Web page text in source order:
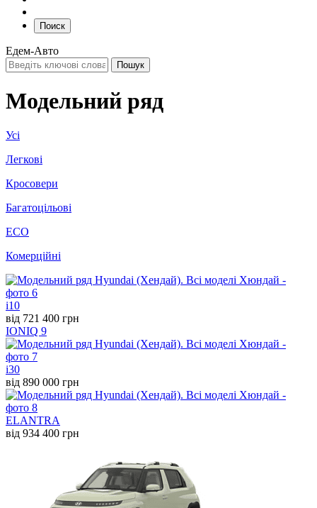
Поиск
Едем-Авто
Модельний ряд
Усі
Легкові
Кросовери
Багатоцільові
ECO
Комерційні
i10
від 721 400 грн
IONIQ 9
i30
від 890 000 грн
ELANTRA
від 934 400 грн